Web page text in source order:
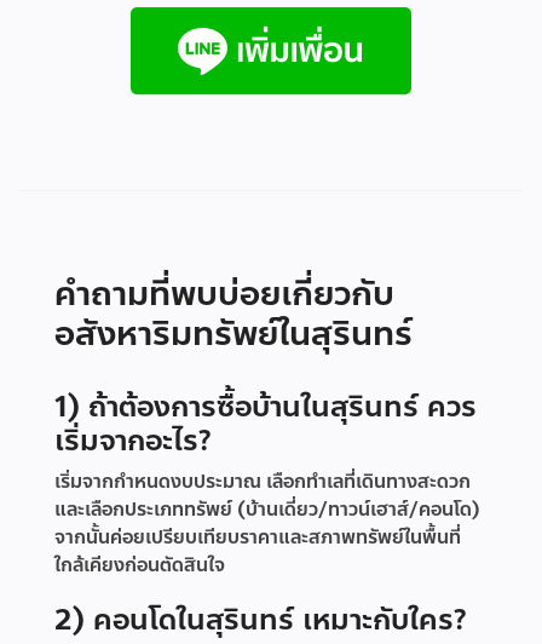
คำถามที่พบบ่อยเกี่ยวกับ
อสังหาริมทรัพย์ในสุรินทร์
1) ถ้าต้องการซื้อบ้านในสุรินทร์ ควร
เริ่มจากอะไร?
เริ่มจากกำหนดงบประมาณ เลือกทำเลที่เดินทางสะดวก
และเลือกประเภททรัพย์ (บ้านเดี่ยว/ทาวน์เฮาส์/คอนโด)
จากนั้นค่อยเปรียบเทียบราคาและสภาพทรัพย์ในพื้นที่
ใกล้เคียงก่อนตัดสินใจ
2) คอนโดในสุรินทร์ เหมาะกับใคร?